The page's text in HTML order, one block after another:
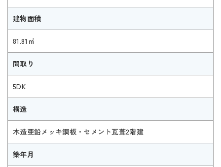
建物面積
81.81㎡
間取り
5DK
構造
木造亜鉛メッキ鋼板・セメント瓦葺2階建
築年月